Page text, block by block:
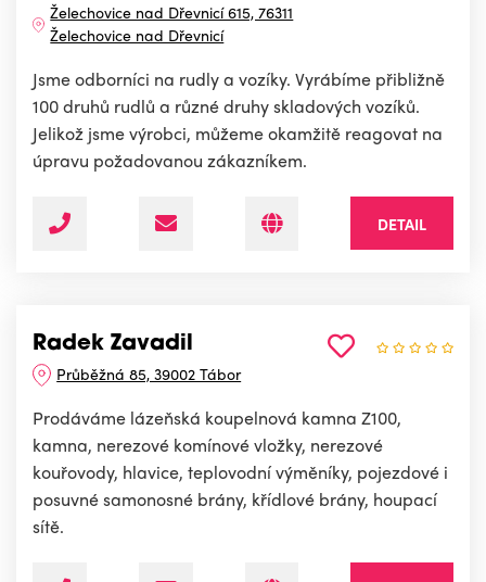
Želechovice nad Dřevnicí 615, 76311
Želechovice nad Dřevnicí
Jsme odborníci na rudly a vozíky. Vyrábíme přibližně
100 druhů rudlů a různé druhy skladových vozíků.
Jelikož jsme výrobci, můžeme okamžitě reagovat na
úpravu požadovanou zákazníkem.
DETAIL
Radek Zavadil
Průběžná 85, 39002 Tábor
Prodáváme lázeňská koupelnová kamna Z100,
kamna, nerezové komínové vložky, nerezové
kouřovody, hlavice, teplovodní výměníky, pojezdové i
posuvné samonosné brány, křídlové brány, houpací
sítě.